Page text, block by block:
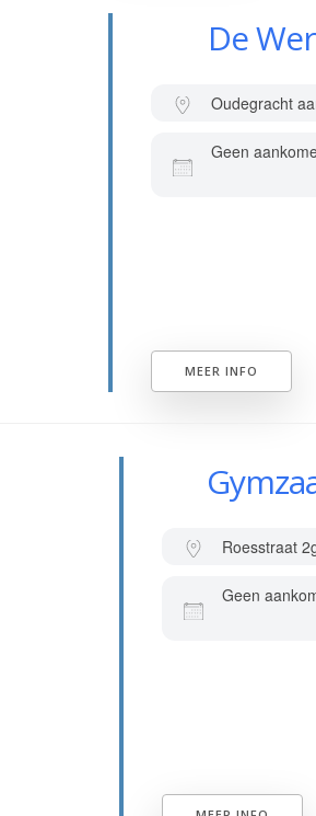
De
Oudegracht
Geen
MEER INFO
Roesstraat
Geen